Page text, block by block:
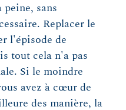
peine, sans
Replacer le
l'épisode de
tout cela n'a pas
Si le moindre
avez à cœur de
des manière, la